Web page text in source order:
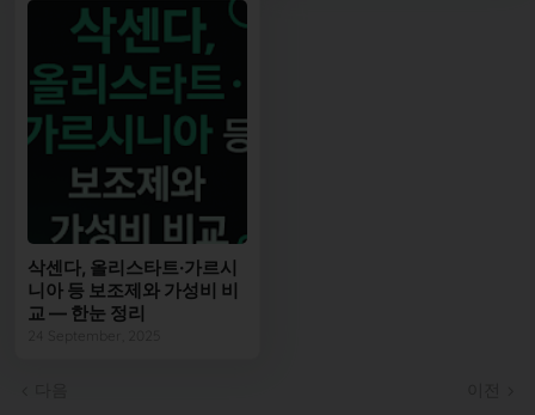
삭센다, 올리스타트·가르시
니아 등 보조제와 가성비 비
교 — 한눈 정리